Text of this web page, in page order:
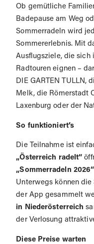
Ob gemütliche
Badepause am Weg
Sommerradeln wird
Sommererlebnis. Mit
Ausflugsziele, die sich
Radtouren eignen –
DIE GARTEN TULLN,
Melk, die Römerstadt
Laxenburg oder der
So funktioniert’s
Die Teilnahme ist
„Österreich radelt“
„Sommerradeln 2026“
Unterwegs können
der App gesammelt
in Niederösterreich
der Verlosung
Diese Preise warten